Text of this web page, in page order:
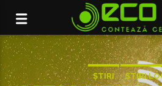
ȘTIRI ȘTIRI